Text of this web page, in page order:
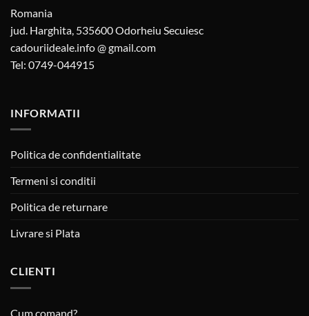
Romania
jud. Harghita, 535600 Odorheiu Secuiesc
cadouriideale.info @ gmail.com
Tel: 0749-044915
INFORMATII
Politica de confidentialitate
Termeni si conditii
Politica de returnare
Livrare si Plata
CLIENTI
Cum comand?